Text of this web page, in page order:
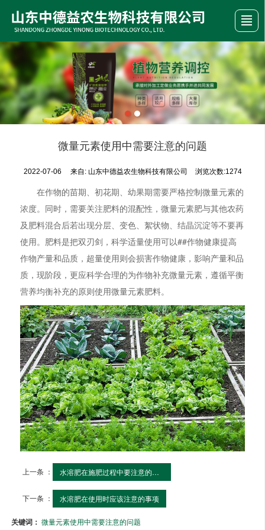
公司介绍 产品展示 新闻资讯 荣誉资质 行业动态 留言反馈 联系我们
微量元素使用中需要注意的问题
2022-07-06 来自: 山东中德益农生物科技有限公司 浏览次数:1274
在作物的苗期、初花期、幼果期需要严格控制微量元素的
浓度。同时，需要关注肥料的混配性，微量元素肥与其他农药
及肥料混合后若出现分层、变色、絮状物、结晶沉淀等不要再
使用。肥料是把双刃剑，科学适量使用可以##作物健康提高
作物产量和品质，超量使用则会损害作物健康，影响产量和品
质，现阶段，更应科学合理的为作物补充微量元素，遵循平衡
营养均衡补充的原则使用微量元素肥料。
上一条 ： 水溶肥在施肥过程中要注意的事项
下一条 ： 水溶肥在使用时应该注意的事项
关键词：微量元素使用中需要注意的问题